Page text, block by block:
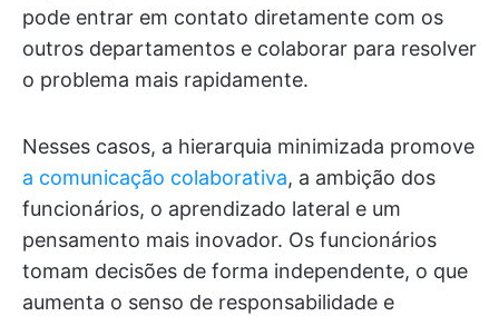
pode entrar em contato diretamente com os
outros departamentos e colaborar para resolver
o problema mais rapidamente.
Nesses casos, a hierarquia minimizada promove
a comunicação colaborativa, a ambição dos
funcionários, o aprendizado lateral e um
pensamento mais inovador. Os funcionários
tomam decisões de forma independente, o que
aumenta o senso de responsabilidade e